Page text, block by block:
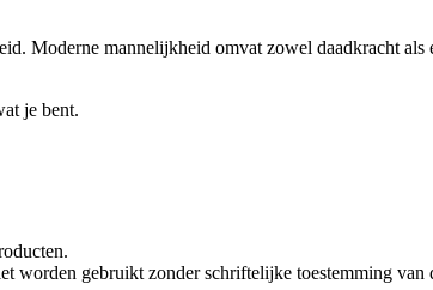
Moderne mannelijkheid omvat zowel daadkracht als
je bent.
gebruikt zonder schriftelijke toestemming van